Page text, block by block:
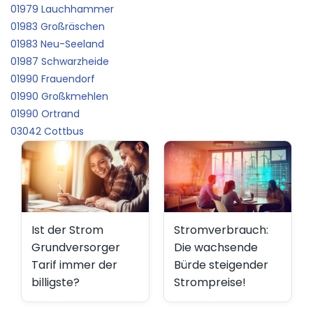
01979 Lauchhammer
01983 Großräschen
01983 Neu-Seeland
01987 Schwarzheide
01990 Frauendorf
01990 Großkmehlen
01990 Ortrand
03042 Cottbus
Ist der Strom
Grundversorger
Tarif immer der
billigste?
Stromverbrauch:
Die wachsende
Bürde steigender
Strompreise!